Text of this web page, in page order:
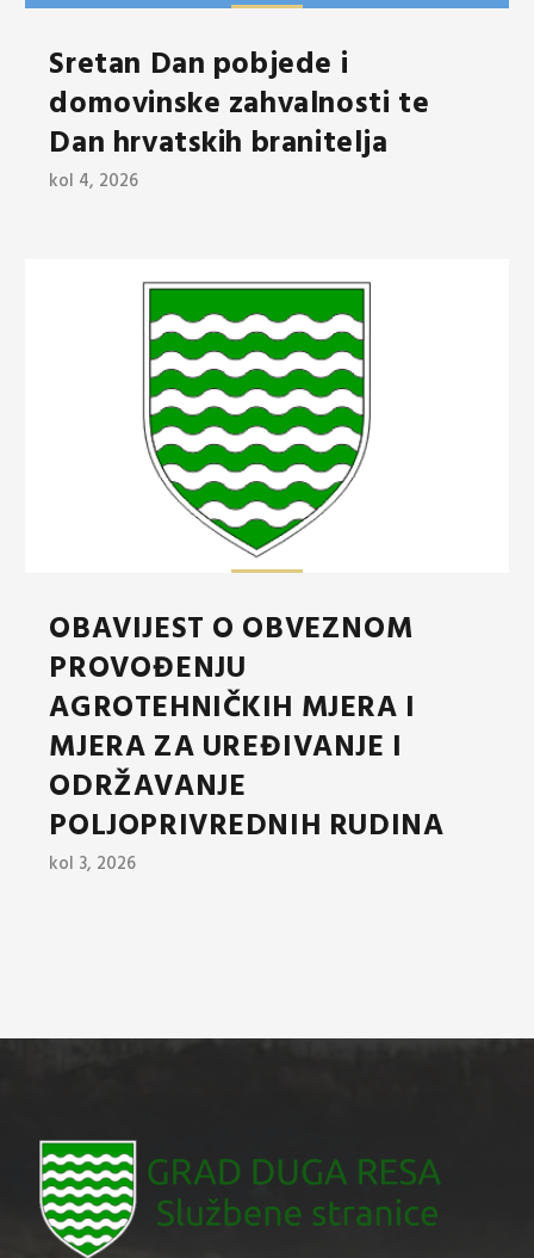
Sretan Dan pobjede i
domovinske zahvalnosti te
Dan hrvatskih branitelja
kol 4, 2026
OBAVIJEST O OBVEZNOM
PROVOĐENJU
AGROTEHNIČKIH MJERA I
MJERA ZA UREĐIVANJE I
ODRŽAVANJE
POLJOPRIVREDNIH RUDINA
kol 3, 2026